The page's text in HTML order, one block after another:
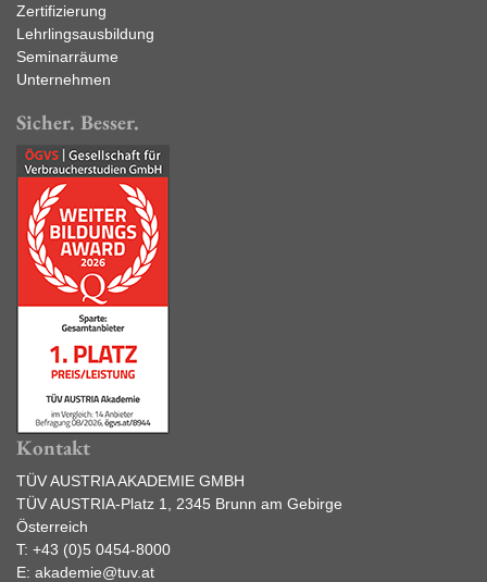
Zertifizierung
Lehrlingsausbildung
Seminarräume
Unternehmen
Sicher. Besser.
Kontakt
TÜV AUSTRIA AKADEMIE GMBH
TÜV AUSTRIA-Platz 1, 2345 Brunn am Gebirge
Österreich
T: +43 (0)5 0454-8000
E: akademie@tuv.at